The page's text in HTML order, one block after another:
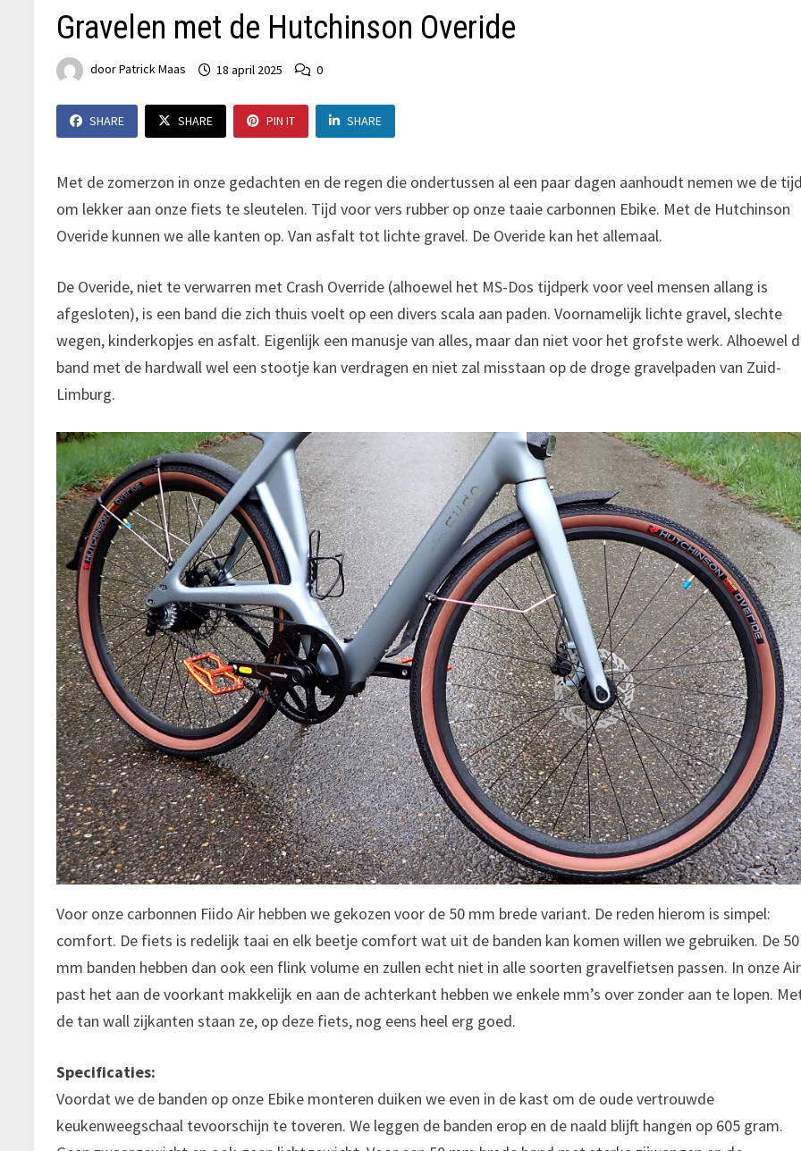
Gravelen met de Hutchinson Overide
doorPatrick Maas 18 april 2025 0
SHARE SHARE PIN IT SHARE
Met de zomerzon in onze gedachten en de regen die ondertussen al een paar dagen aanhoudt nemen we de
om lekker aan onze fiets te sleutelen. Tijd voor vers rubber op onze taaie carbonnen Ebike. Met de Hutchinson
Overide kunnen we alle kanten op. Van asfalt tot lichte gravel. De Overide kan het allemaal.
De Overide, niet te verwarren met Crash Override (alhoewel het MS-Dos tijdperk voor veel mensen allang is
afgesloten), is een band die zich thuis voelt op een divers scala aan paden. Voornamelijk lichte gravel, slechte
wegen, kinderkopjes en asfalt. Eigenlijk een manusje van alles, maar dan niet voor het grofste werk. Alhoewel
band met de hardwall wel een stootje kan verdragen en niet zal misstaan op de droge gravelpaden van Zuid-
Limburg.
Voor onze carbonnen Fiido Air hebben we gekozen voor de 50 mm brede variant. De reden hierom is simpel:
comfort. De fiets is redelijk taai en elk beetje comfort wat uit de banden kan komen willen we gebruiken. De 50
mm banden hebben dan ook een flink volume en zullen echt niet in alle soorten gravelfietsen passen. In onze Air
past het aan de voorkant makkelijk en aan de achterkant hebben we enkele mm’s over zonder aan te lopen.
de tan wall zijkanten staan ze, op deze fiets, nog eens heel erg goed.
Specificaties:
Voordat we de banden op onze Ebike monteren duiken we even in de kast om de oude vertrouwde
keukenweegschaal tevoorschijn te toveren. We leggen de banden erop en de naald blijft hangen op 605 gram.